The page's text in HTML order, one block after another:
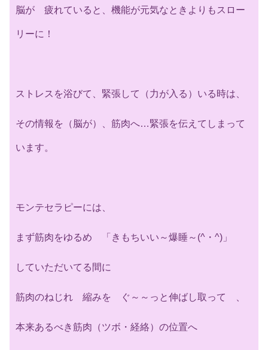
脳が 疲れていると、機能が元気なときよりもスロー
リーに！
ストレスを浴びて、緊張して（力が入る）いる時は、
その情報を（ 脳が）、筋肉へ…緊張を伝えてしまって
います。
モンテセラピーには、
まず筋肉をゆるめ 「きもちいい～爆睡～(^・^)」
していただいてる間に
筋肉のねじれ 縮みを ぐ～～っと伸ばし取って 、
本来あるべき筋肉（ツボ・経絡）の位置へ